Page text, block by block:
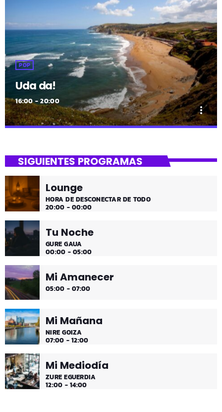
POP
Uda da!
16:00 - 20:00
more_vert
¡Toda la música!
¡Toda la música!
SIGUIENTES PROGRAMAS
Lounge
HORA DE DESCONECTAR DE TODO
20:00 - 00:00
Tu Noche
GURE GAUA
00:00 - 05:00
Mi Amanecer
05:00 - 07:00
Mi Mañana
NIRE GOIZA
07:00 - 12:00
Mi Mediodía
ZURE EGUERDIA
12:00 - 14:00